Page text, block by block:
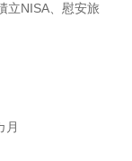
立NISA、慰安旅
月